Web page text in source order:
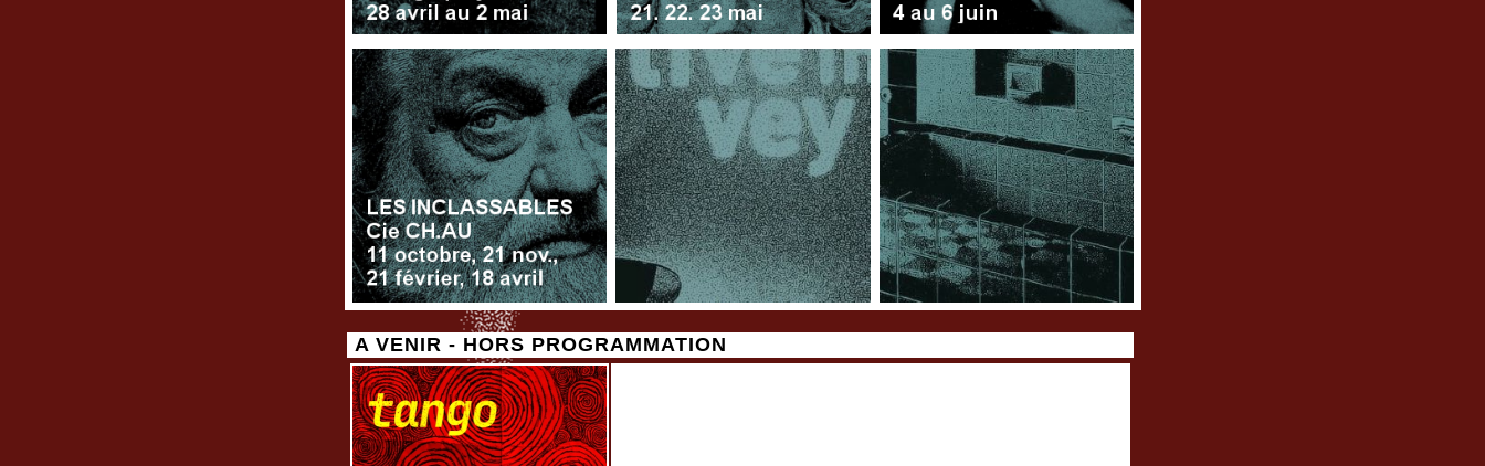
A VENIR - HORS PROGRAMMATION